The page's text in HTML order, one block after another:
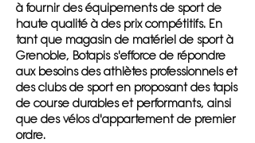
à fournir des équipements de sport de
haute qualité à des prix compétitifs. En
tant que magasin de matériel de sport à
Grenoble, Botapis s'efforce de répondre
aux besoins des athlètes professionnels et
des clubs de sport en proposant des tapis
de course durables et performants, ainsi
que des vélos d'appartement de premier
ordre.